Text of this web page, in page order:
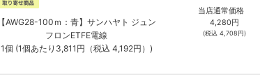
【AWG28-100ｍ：青】サンハヤト ジュン
フロンETFE電線
1個 (1個あたり3,811円（税込 4,192円）)
当店通常価格
4,280円
(税込 4,708円)